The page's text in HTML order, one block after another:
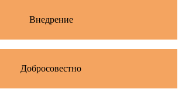
Внедрение
Добросовестно